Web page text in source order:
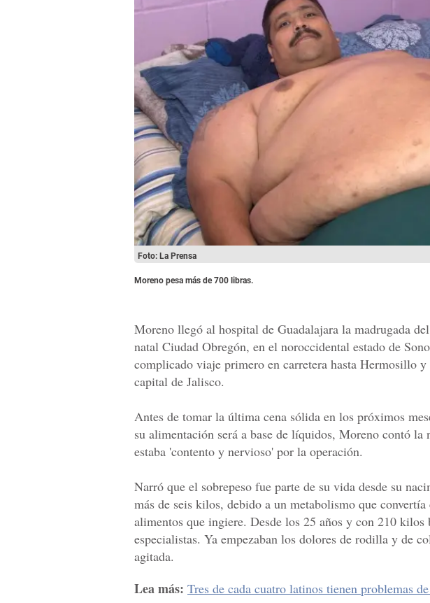
Foto: La Prensa
Moreno pesa más de 700 libras.
Moreno llegó al hospital de Guadalajara la madrugada
natal Ciudad Obregón, en el noroccidental estado de
complicado viaje primero en carretera hasta Hermosillo y
capital de Jalisco.
Antes de tomar la última cena sólida en los próximos
su alimentación será a base de líquidos, Moreno contó la
estaba 'contento y nervioso' por la operación.
Narró que el sobrepeso fue parte de su vida desde su
más de seis kilos, debido a un metabolismo que
alimentos que ingiere. Desde los 25 años y con 210 kilos
especialistas. Ya empezaban los dolores de rodilla y de
agitada.
Lea más: Tres de cada cuatro latinos tienen problemas